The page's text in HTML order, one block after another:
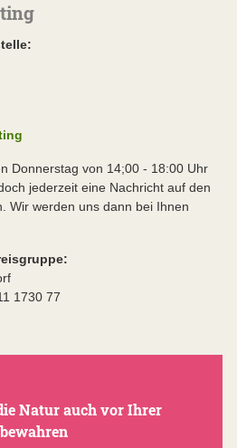
Donnerstag von 14;00 - 18:00 Uhr
jederzeit eine Nachricht auf den
Wir werden uns dann bei Ihnen
1730 77
Natur auch vor Ihrer